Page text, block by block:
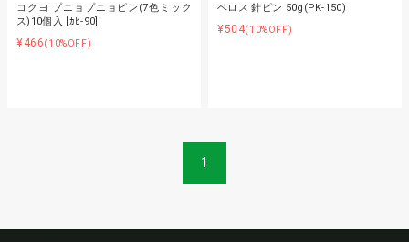
コクヨ プニョプニョピン(7色ミック
ス)10個入 [ｶﾋ-90]
¥466(10%OFF)
ベロス 針ピン 50g(PK-150)
¥504(10%OFF)
1